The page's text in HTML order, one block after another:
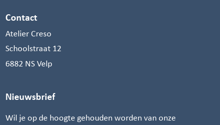
Contact
Atelier Creso
Schoolstraat 12
6882 NS Velp
Nieuwsbrief
Wil je op de hoogte gehouden worden van onze